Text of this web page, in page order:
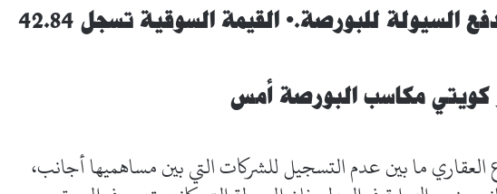
• مشاكل العقار تدفع السيولة للبورصة.• القيمة السوقية تسجل 42.84
العقاري ما بين عدم التسجيل للشركات التي بين مساهميها أجانب،